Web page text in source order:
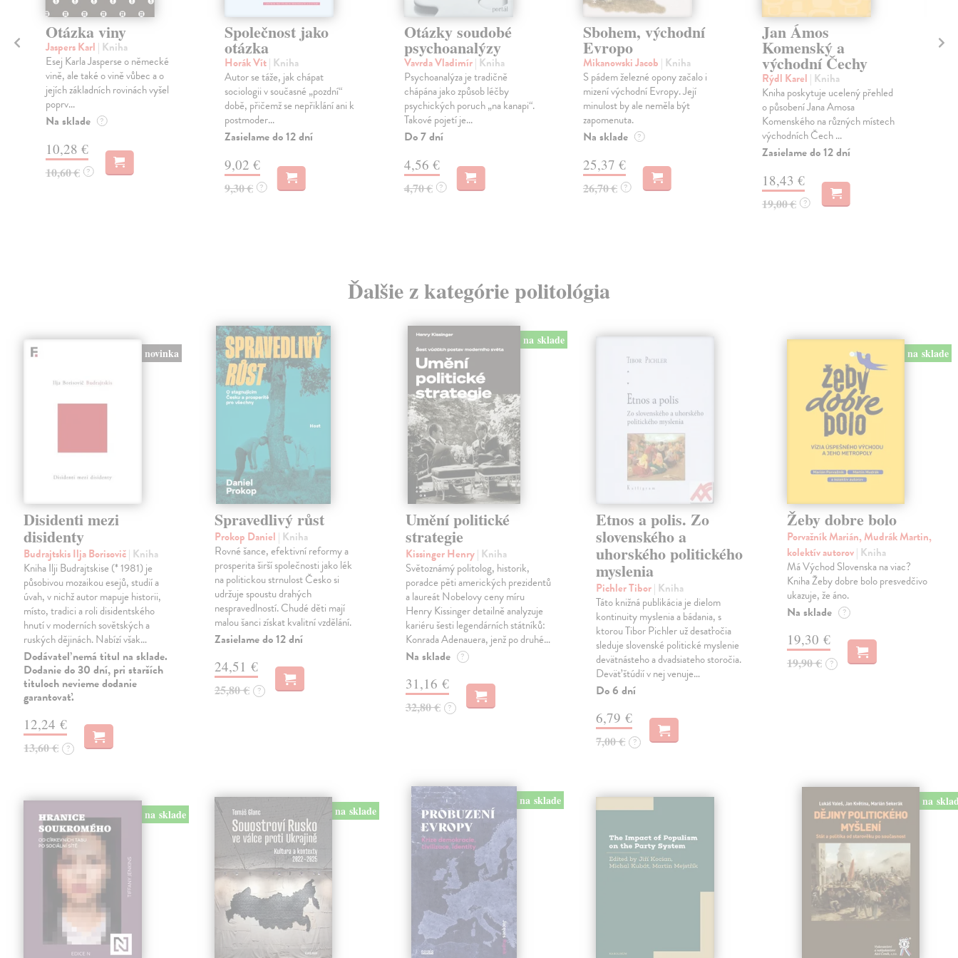
Otázka viny
Jaspers Karl | Kniha
Esej Karla Jasperse o německé
vině, ale také o vině vůbec a o
jejích základních rovinách vyšel
poprv...
Na sklade ?
10,28 €
10,60 € ?
Společnost jako
otázka
Horák Vít| Kniha
Autor se táže, jak chápat
sociologii v současné „pozdní“
době, přičemž se nepřiklání ani k
postmoder...
Zasielame do 12 dní
9,02 €
9,30 € ?
Otázky soudobé
psychoanalýzy
Vavrda Vladimír| Kniha
Psychoanalýza je tradičně
chápána jako způsob léčby
psychických poruch „na kanapi“.
Takové pojetí je...
Do 7 dní
4,56 €
4,70 € ?
Sbohem, východní
Evropo
Mikanowski Jacob | Kniha
S pádem železné opony začalo i
mizení východní Evropy. Její
minulost by ale neměla být
zapomenuta.
Na sklade ?
25,37 €
26,70 € ?
Jan Ámos
Komenský a
východní Čechy
Rýdl Karel | Kniha
Kniha poskytuje ucelený přehled
o působení Jana Amosa
Komenského na různých místech
východních Čech ...
Zasielame do 12 dní
18,43 €
19,00 € ?
Ďalšie z kategórie politológia
novinka
Disidenti mezi
disidenty
Budrajtskis Ilja Borisovič| Kniha
Kniha Ilji Budrajtskise (* 1981) je
působivou mozaikou esejů, studií a
úvah, v nichž autor mapuje historii,
místo, tradici a roli disidentského
hnutí v moderních sovětských a
ruských dějinách. Nabízí však…
Dodávateľ nemá titul na sklade.
Dodanie do 30 dní, pri starších
tituloch nevieme dodanie
garantovať.
12,24 €
13,60 € ?
Spravedlivý růst
Prokop Daniel | Kniha
Rovné šance, efektivní reformy a
prosperita širší společnosti jako lék
na politickou strnulost Česko si
udržuje spoustu drahých
nespravedlností. Chudé děti mají
malou šanci získat kvalitní vzdělání.
Zasielame do 12 dní
24,51 €
25,80 € ?
na sklade
Umění politické
strategie
Kissinger Henry| Kniha
Světoznámý politolog, historik,
poradce pěti amerických prezidentů
a laureát Nobelovy ceny míru
Henry Kissinger detailně analyzuje
kariéru šesti legendárních státníků:
Konrada Adenauera, jenž po druhé…
Na sklade ?
31,16 €
32,80 € ?
Etnos a polis. Zo
slovenského a
uhorského politického
myslenia
Pichler Tibor| Kniha
Táto knižná publikácia je dielom
kontinuity myslenia a bádania, s
ktorou Tibor Pichler už desaťročia
sleduje slovenské politické myslenie
devätnásteho a dvadsiateho storočia.
Deväť štúdií v nej venuje…
Do 6 dní
6,79 €
7,00 € ?
na sklade
Žeby dobre bolo
Porvažník Marián, Mudrák Martin,
kolektív autorov| Kniha
Má Východ Slovenska na viac?
Kniha Žeby dobre bolo presvedčivo
ukazuje, že áno.
Na sklade ?
19,30 €
19,90 € ?
na sklade na sklade
na sklade na